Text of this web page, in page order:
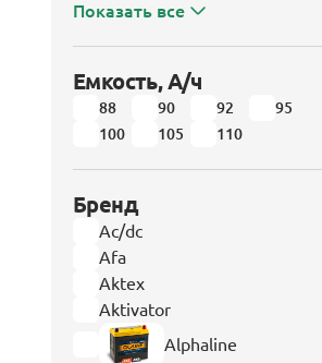
Показать все
Емкость, А/ч
88 90 92
95
100
105 110
Бренд
Ac/dc
Afa
Aktex
Aktivator
Alphaline